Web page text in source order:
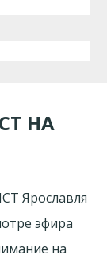
НА
Ярославля
эфира
на